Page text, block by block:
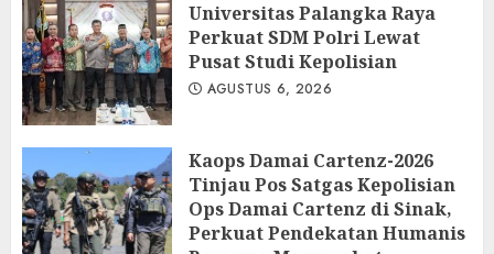
Universitas Palangka Raya
Perkuat SDM Polri Lewat
Pusat Studi Kepolisian
AGUSTUS 6, 2026
Kaops Damai Cartenz-2026
Tinjau Pos Satgas Kepolisian
Ops Damai Cartenz di Sinak,
Perkuat Pendekatan Humanis